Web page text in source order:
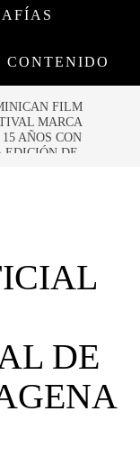
CONTENIDO
DE